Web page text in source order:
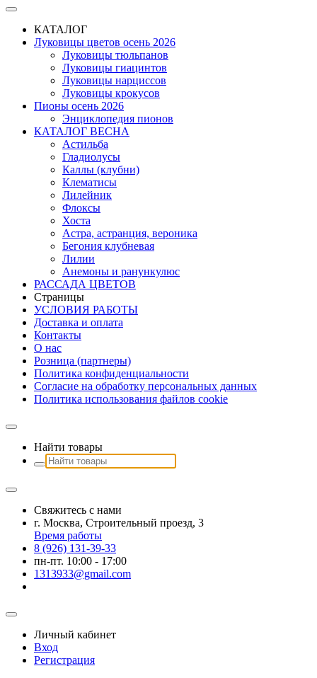
КАТАЛОГ
Луковицы цветов осень 2026
Луковицы тюльпанов
Луковицы гиацинтов
Луковицы нарциссов
Луковицы крокусов
Пионы осень 2026
Энциклопедия пионов
КАТАЛОГ ВЕСНА
Астильба
Гладиолусы
Каллы (клубни)
Клематисы
Лилейник
Флоксы
Хоста
Астра, астранция, вероника
Бегония клубневая
Лилии
Анемоны и ранункулюс
РАССАДА ЦВЕТОВ
Страницы
УСЛОВИЯ РАБОТЫ
Доставка и оплата
Контакты
О наc
Розница (партнеры)
Политика конфиденциальности
Согласие на обработку персональных данных
Политика использования файлов сookie
Найти товары
Свяжитесь с нами
г. Москва, Строительный проезд, 3
Время работы
8 (926) 131-39-33
пн-пт. 10:00 - 17:00
1313933@gmail.com
Личный кабинет
Вход
Регистрация